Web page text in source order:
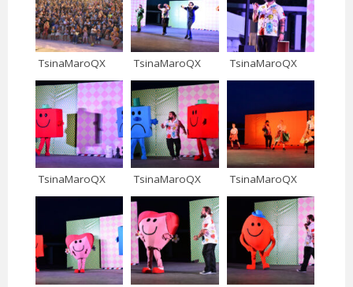
TsinaMaroQX TsinaMaroQX TsinaMaroQX
TsinaMaroQX TsinaMaroQX TsinaMaroQX